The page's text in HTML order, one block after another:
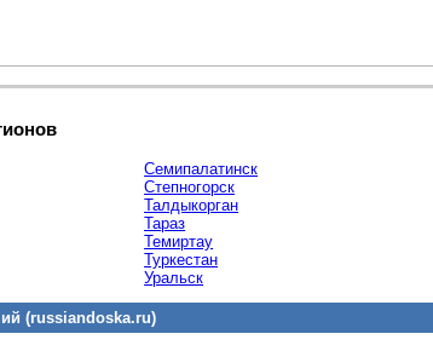
Семипалатинск
Степногорск
Талдыкорган
Тараз
Темиртау
Туркестан
Уральск
(russiandoska.ru)